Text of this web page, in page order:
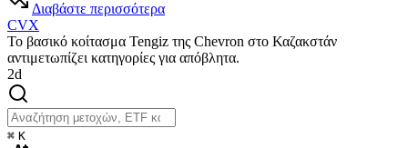
Διαβάστε περισσότερα
CVX
Το βασικό κοίτασμα Tengiz της Chevron στο Καζακστάν
αντιμετωπίζει κατηγορίες για απόβλητα.
2d
⌘ K